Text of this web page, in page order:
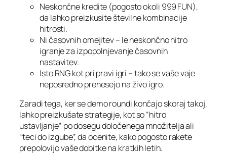
Neskončne kredite (pogosto okoli 999 FUN),
da lahko preizkusite številne kombinacije
hitrosti.
Ni časovnih omejitev – le neskončno hitro
igranje za izpopolnjevanje časovnih
nastavitev.
Isto RNG kot pri pravi igri – tako se vaše vaje
neposredno prenesejo na živo igro.
Zaradi tega, ker se demo roundi končajo skoraj takoj,
lahko preizkušate strategije, kot so “hitro
ustavljanje” po dosegu določenega množitelja ali
“teci do izgube”, da ocenite, kako pogosto rakete
prepolovijo vaše dobitke na kratkih letih.